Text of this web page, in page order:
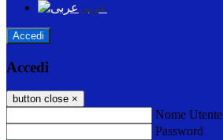
عربى
Accedi
Accedi
button close ×
Nome Utente
Password